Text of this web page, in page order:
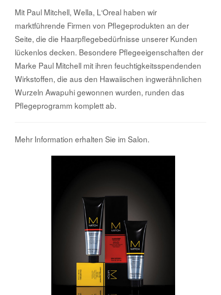
Mit Paul Mitchell, Wella, L‘Oreal haben wir
marktführende Firmen von Pflegeprodukten an der
Seite, die die Haarpflegebedürfnisse unserer Kunden
lückenlos decken. Besondere Pflegeeigenschaften der
Marke Paul Mitchell mit ihren feuchtigkeitsspendenden
Wirkstoffen, die aus den Hawaiischen ingwerähnlichen
Wurzeln Awapuhi gewonnen wurden, runden das
Pflegeprogramm komplett ab.
Mehr Information erhalten Sie im Salon.